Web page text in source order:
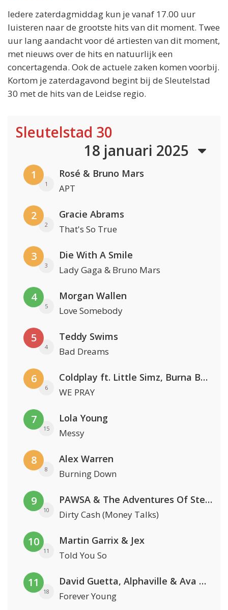
Iedere zaterdagmiddag kun je vanaf 17.00 uur
luisteren naar de grootste hits van dit moment. Twee
uur lang aandacht voor dé artiesten van dit moment,
met nieuws over de hits en natuurlijk een
concertagenda. Ook de actuele zaken komen voorbij.
Kortom je zaterdagavond begint bij de Sleutelstad
30 met de hits van de Leidse regio.
Sleutelstad 30
18 januari 2025
1
1
Rosé & Bruno Mars
APT
2
2
Gracie Abrams
That's So True
3
3
Die With A Smile
Lady Gaga & Bruno Mars
4
5
Morgan Wallen
Love Somebody
5
4
Teddy Swims
Bad Dreams
6
6
Coldplay ft. Little Simz, Burna Boy, Elyanna & Tini
WE PRAY
7
15
Lola Young
Messy
8
8
Alex Warren
Burning Down
9
10
PAWSA & The Adventures Of Stevie V
Dirty Cash (Money Talks)
10
11
Martin Garrix & Jex
Told You So
11
18
David Guetta, Alphaville & Ava Max
Forever Young